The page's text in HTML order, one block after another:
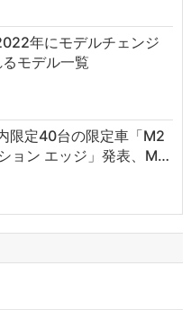
年にモデルチェンジ
モデル一覧
限定40台の限定車「M2
ョン エッジ」発表、M…